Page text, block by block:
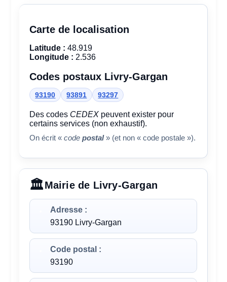
Carte de localisation
Latitude : 48.919
Longitude : 2.536
Codes postaux Livry-Gargan
93190 93891 93297
Des codes CEDEX peuvent exister pour
certains services (non exhaustif).
On écrit «codepostal» (et non « code postale »).
Mairie de Livry-Gargan
Adresse :
93190 Livry-Gargan
Code postal :
93190